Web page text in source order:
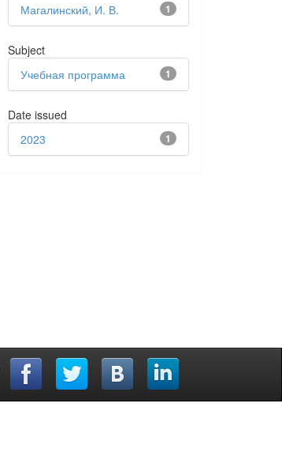
1
Магалинский, И. В.
Subject
1
Учебная программа
Date issued
1
2023